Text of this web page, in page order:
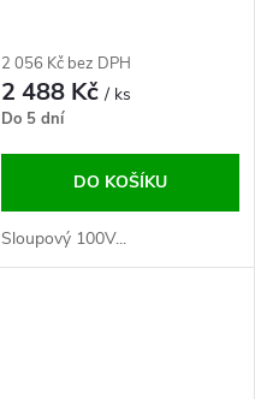
2 056 Kč bez DPH
2 488 Kč/ ks
Do 5 dní
DO KOŠÍKU
Sloupový 100V...